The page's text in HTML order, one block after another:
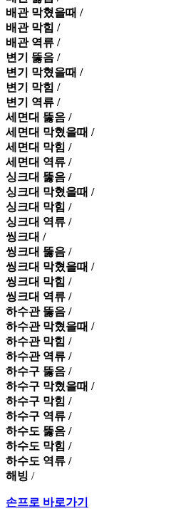
배관 막혔을때 /
배관 막힘 /
배관 역류 /
변기 뚫음 /
변기 막혔을때 /
변기 막힘 /
변기 역류 /
세면대 뚫음 /
세면대 막혔을때 /
세면대 막힘 /
세면대 역류 /
싱크대 뚫음 /
싱크대 막혔을때 /
싱크대 막힘 /
싱크대 역류 /
씽크대 /
씽크대 뚫음 /
씽크대 막혔을때 /
씽크대 막힘 /
씽크대 역류 /
하수관 뚫음 /
하수관 막혔을때 /
하수관 막힘 /
하수관 역류 /
하수구 뚫음 /
하수구 막혔을때 /
하수구 막힘 /
하수구 역류 /
하수도 뚫음 /
하수도 막힘 /
하수도 역류 /
해빙 /
손프로 바로가기